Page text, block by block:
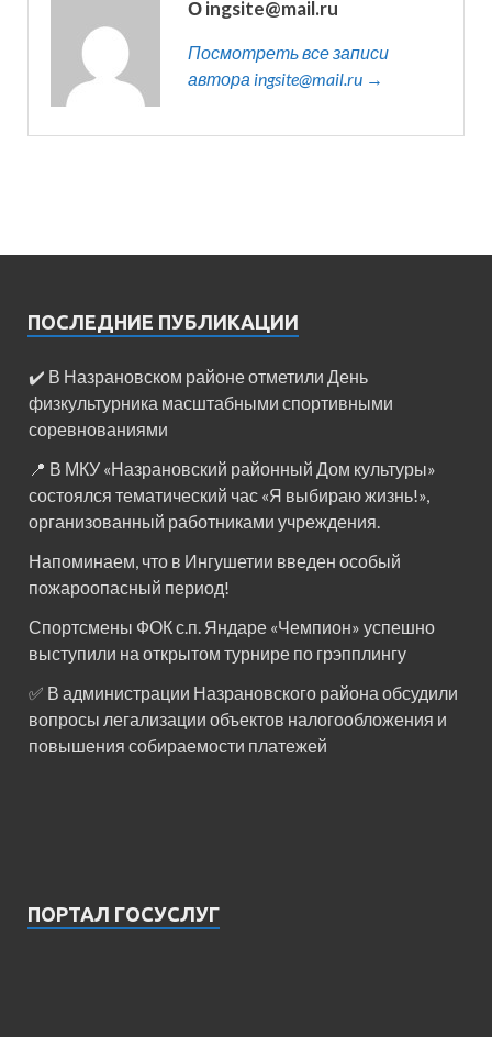
О ingsite@mail.ru
Посмотреть все записи
автора ingsite@mail.ru →
ПОСЛЕДНИЕ ПУБЛИКАЦИИ
✔️ В Назрановском районе отметили День
физкультурника масштабными спортивными
соревнованиями
📍 В МКУ «Назрановский районный Дом культуры»
состоялся тематический час «Я выбираю жизнь!»,
организованный работниками учреждения.
Напоминаем, что в Ингушетии введен особый
пожароопасный период!⁣⁣⠀
Спортсмены ФОК с.п. Яндаре «Чемпион» успешно
выступили на открытом турнире по грэпплингу
✅ В администрации Назрановского района обсудили
вопросы легализации объектов налогообложения и
повышения собираемости платежей
ПОРТАЛ ГОСУСЛУГ